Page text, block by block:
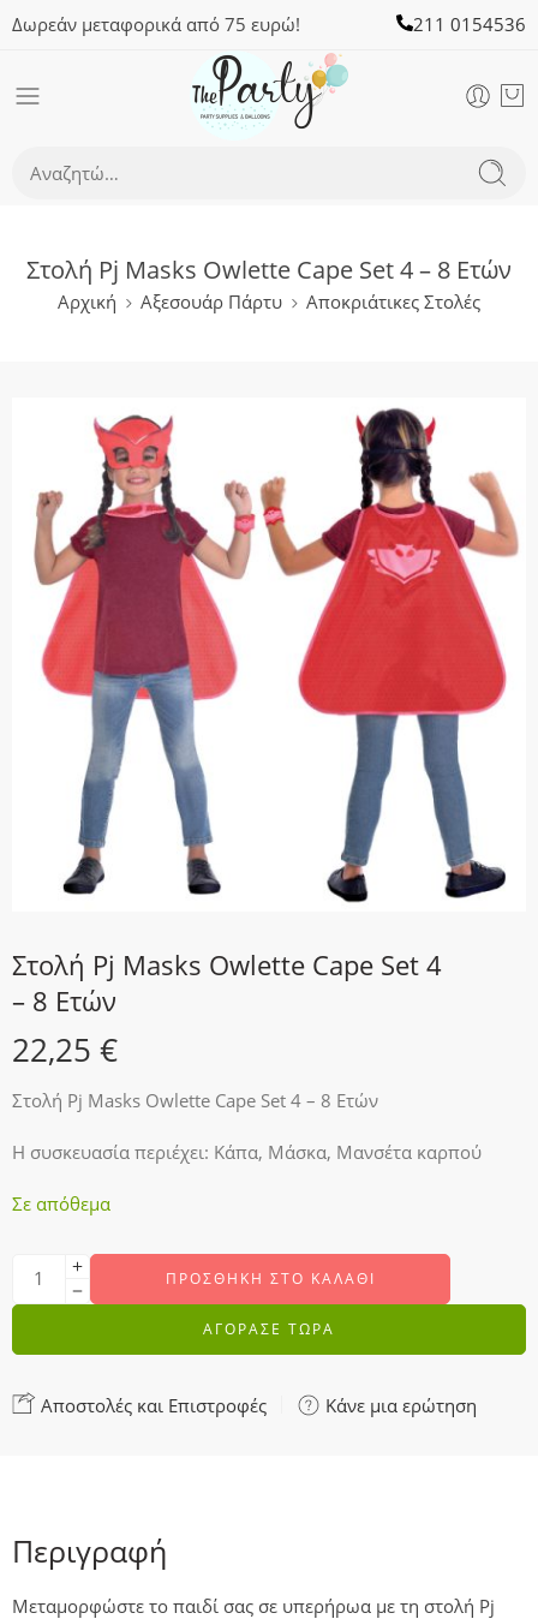
Δωρεάν μεταφορικά από 75 ευρώ! 211 0154536
Στολή Pj Masks Owlette Cape Set 4 – 8 Ετών
Αρχική Αξεσουάρ Πάρτυ Αποκριάτικες Στολές
Στολή Pj Masks Owlette Cape Set 4
– 8 Ετών
22,25 €
Στολή Pj Masks Owlette Cape Set 4 – 8 Ετών
Η συσκευασία περιέχει: Κάπα, Μάσκα, Μανσέτα καρπού
Σε απόθεμα
ΠΡΟΣΘΉΚΗ ΣΤΟ ΚΑΛΆΘΙ
ΑΓΟΡΑΣΕ ΤΩΡΑ
Αποστολές και Επιστροφές Κάνε μια ερώτηση
Περιγραφή
Μεταμορφώστε το παιδί σας σε υπερήρωα με τη στολή Pj